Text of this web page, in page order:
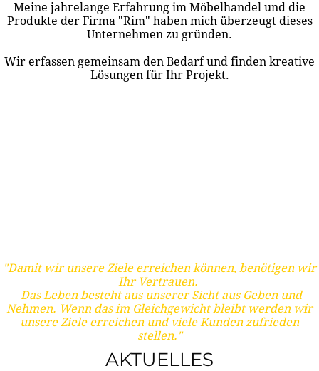
Meine jahrelange Erfahrung im Möbelhandel und die
Produkte der Firma "Rim" haben mich überzeugt dieses
Unternehmen zu gründen.
Wir erfassen gemeinsam den Bedarf und finden kreative
Lösungen für Ihr Projekt.
"Damit wir unsere Ziele erreichen können, benötigen wir
Ihr Vertrauen.
Das Leben besteht aus unserer Sicht aus Geben und
Nehmen. Wenn das im Gleichgewicht bleibt werden wir
unsere Ziele erreichen und viele Kunden zufrieden
stellen."
AKTUELLES